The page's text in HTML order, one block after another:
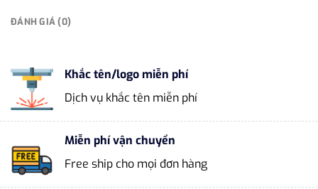
ĐÁNH GIÁ (0)
Khắc tên/logo miễn phí
Dịch vụ khắc tên miễn phí
Miễn phí vận chuyển
Free ship cho mọi đơn hàng